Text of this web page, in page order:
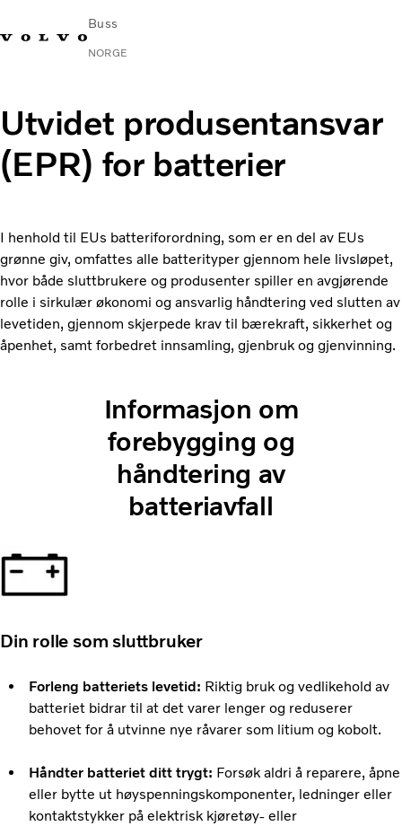
Buss
NORGE
I byer og mellom byer
Turbusser
Nyheter
Kontakt
Utvidet produsentansvar
(EPR) for batterier
I henhold til EUs batteriforordning, som er en del av EUs
grønne giv, omfattes alle batterityper gjennom hele livsløpet,
hvor både sluttbrukere og produsenter spiller en avgjørende
rolle i sirkulær økonomi og ansvarlig håndtering ved slutten av
levetiden, gjennom skjerpede krav til bærekraft, sikkerhet og
åpenhet, samt forbedret innsamling, gjenbruk og gjenvinning.
Informasjon om
forebygging og
håndtering av
batteriavfall
Din rolle som sluttbruker
Forleng batteriets levetid: Riktig bruk og vedlikehold av
batteriet bidrar til at det varer lenger og reduserer
behovet for å utvinne nye råvarer som litium og kobolt.
Håndter batteriet ditt trygt: Forsøk aldri å reparere, åpne
eller bytte ut høyspenningskomponenter, ledninger eller
kontaktstykker på elektrisk kjøretøy- eller